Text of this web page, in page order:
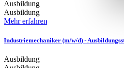
Ausbildung
Ausbildung
Mehr erfahren
Industriemechaniker (m/w/d) -
Ausbildung